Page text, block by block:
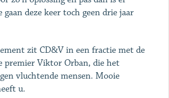
deze keer toch geen drie jaar
zit CD&V in een fractie met de
premier Viktor Orban, die het
vluchtende mensen. Mooie
u.